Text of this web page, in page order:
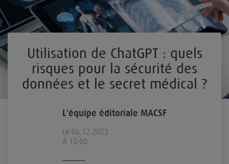
Utilisation de ChatGPT : quels
risques pour la sécurité des
données et le secret médical ?
L'équipe éditoriale MACSF
Le 06.12.2023
À 15:00